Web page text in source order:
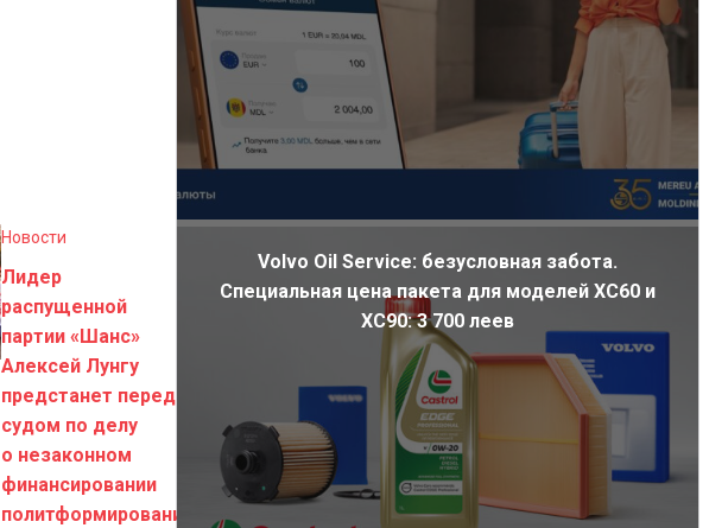
Новости
Лидер
распущенной
партии «Шанс»
Алексей Лунгу
предстанет перед
судом по делу
о незаконном
финансировании
политформирований
Volvo Oil Service: безусловная забота.
Специальная цена пакета для моделей XC60 и
XC90: 3 700 леев